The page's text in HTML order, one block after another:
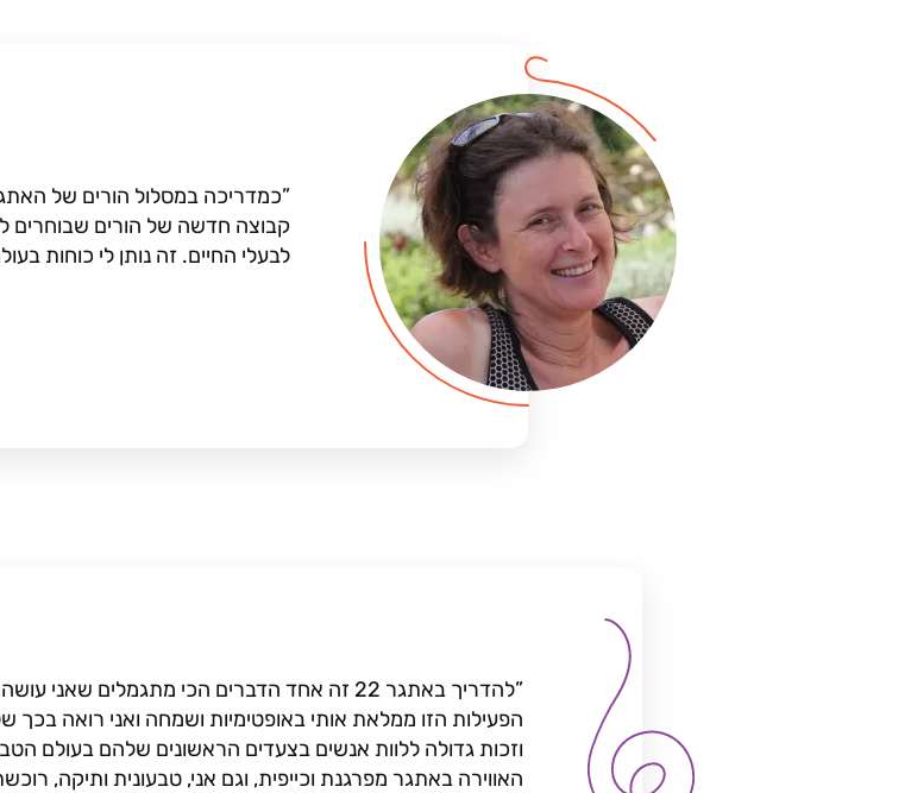
כמדריכה במסלול הורים של
קבוצה חדשה של הורים שבוחרים
לבעלי החיים. זה נותן לי כוחות
להדריך באתגר 22 זה אחד הדברים הכי מתגמלים שאני
הפעילות הזו ממלאת אותי באופטימיות ושמחה ואני רואה בכך
וזכות גדולה ללוות אנשים בצעדים הראשונים שלהם בעולם
האווירה באתגר מפרגנת וכייפית, וגם אני, טבעונית ותיקה,